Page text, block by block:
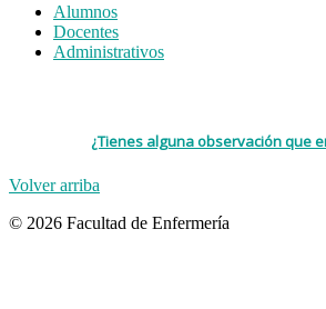
Alumnos
Docentes
Administrativos
¿Tienes alguna observación que
Volver arriba
© 2026 Facultad de Enfermería